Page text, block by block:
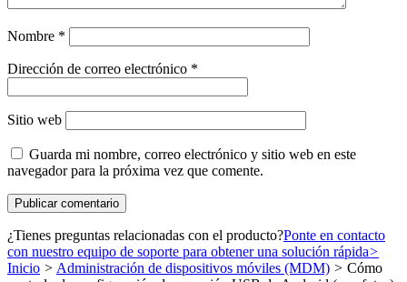
Nombre *
Dirección de correo electrónico *
Sitio web
Guarda mi nombre, correo electrónico y sitio web en este
navegador para la próxima vez que comente.
¿Tienes preguntas relacionadas con el producto?Ponte en contacto
con nuestro equipo de soporte para obtener una solución rápida>
Inicio > Administración de dispositivos móviles (MDM) > Cómo